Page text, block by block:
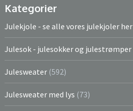
Kategorier
Julekjole - se alle vores julekjoler her
Julesok - julesokker og julestrømper
Julesweater (592)
Julesweater med lys (73)